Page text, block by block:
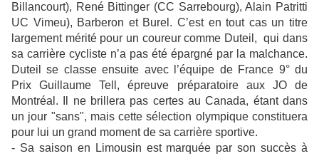
Billancourt), René Bittinger (CC Sarrebourg), Alain Patritti
UC Vimeu), Barberon et Burel. C’est en tout cas un titre
largement mérité pour un coureur comme Duteil, qui dans
sa carrière cycliste n’a pas été épargné par la malchance.
Duteil se classe ensuite avec l’équipe de France 9° du
Prix Guillaume Tell, épreuve préparatoire aux JO de
Montréal. Il ne brillera pas certes au Canada, étant dans
un jour "sans", mais cette sélection olympique constituera
pour lui un grand moment de sa carrière sportive.
- Sa saison en Limousin est marquée par son succès à